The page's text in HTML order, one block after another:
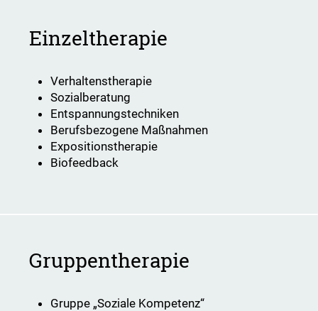
Einzeltherapie
Verhaltenstherapie
Sozialberatung
Entspannungstechniken
Berufsbezogene Maßnahmen
Expositionstherapie
Biofeedback
Gruppentherapie
Gruppe „Soziale Kompetenz“